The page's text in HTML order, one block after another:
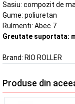
Sasiu: compozit de
Gume: poliuretan
Rulmenti: Abec 7
Greutate suportata:
Brand: RIO ROLLER
Produse din